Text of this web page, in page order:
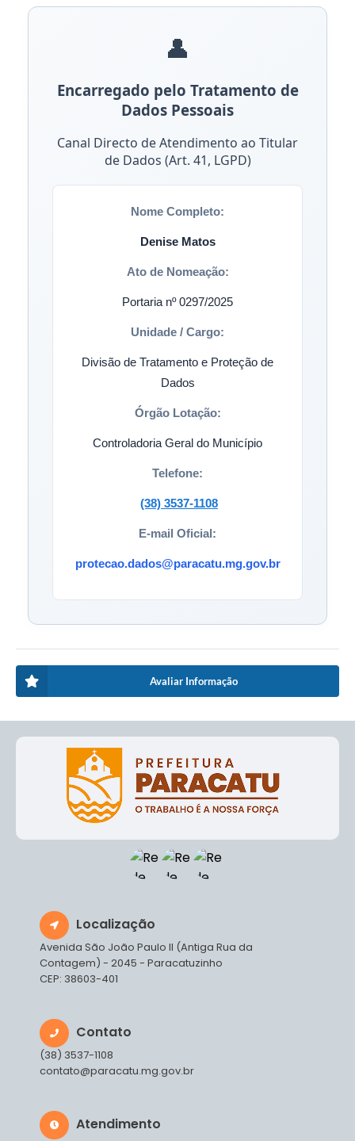
👤
Encarregado pelo Tratamento de
Dados Pessoais
Canal Directo de Atendimento ao Titular
de Dados (Art. 41, LGPD)
Nome Completo:
Denise Matos
Ato de Nomeação:
Portaria nº 0297/2025
Unidade / Cargo:
Divisão de Tratamento e Proteção de
Dados
Órgão Lotação:
Controladoria Geral do Município
Telefone:
(38) 3537-1108
E-mail Oficial:
protecao.dados@paracatu.mg.gov.br
Avaliar Informação
Localização
Avenida São João Paulo II (Antiga Rua da
Contagem) - 2045 - Paracatuzinho
CEP: 38603-401
Contato
(38) 3537-1108
contato@paracatu.mg.gov.br
Atendimento